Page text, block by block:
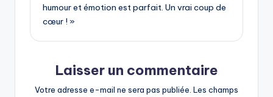
humour et émotion est parfait. Un vrai coup de
cœur ! »
Laisser un commentaire
Votre adresse e-mail ne sera pas publiée. Les champs